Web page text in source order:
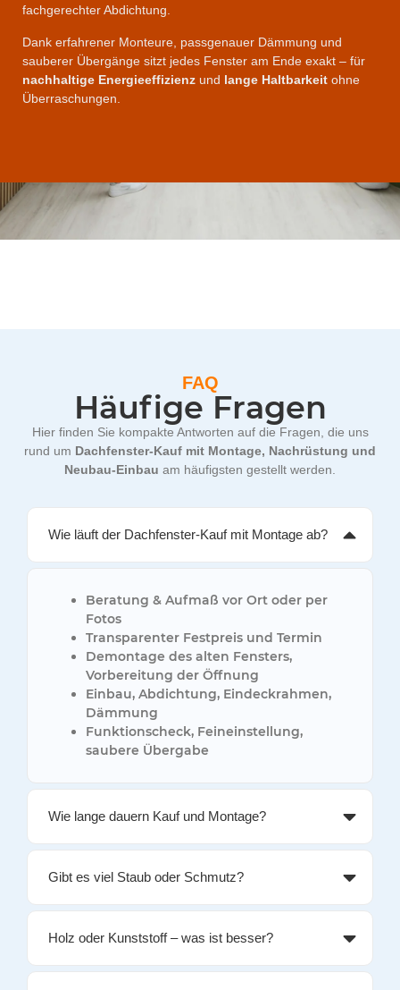
fachgerechter Abdichtung.
Dank erfahrener Monteure, passgenauer Dämmung und
sauberer Übergänge sitzt jedes Fenster am Ende exakt – für
nachhaltige Energieeffizienz und lange Haltbarkeit ohne
Überraschungen.
FAQ
Häufige Fragen
Hier finden Sie kompakte Antworten auf die Fragen, die uns
rund um Dachfenster-Kauf mit Montage, Nachrüstung und
Neubau-Einbau am häufigsten gestellt werden.
Wie läuft der Dachfenster-Kauf mit Montage ab?
Beratung & Aufmaß vor Ort oder per
Fotos
Transparenter Festpreis und Termin
Demontage des alten Fensters,
Vorbereitung der Öffnung
Einbau, Abdichtung, Eindeckrahmen,
Dämmung
Funktionscheck, Feineinstellung,
saubere Übergabe
Wie lange dauern Kauf und Montage?
Gibt es viel Staub oder Schmutz?
Holz oder Kunststoff – was ist besser?